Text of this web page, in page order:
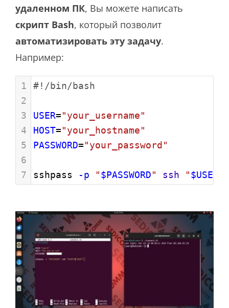
удаленном ПК, Вы можете написать
скрипт Bash, который позволит
автоматизировать эту задачу.
Например:
1
#!/bin/bash
2
3
USER="your_username"
4
HOST="your_hostname"
5
PASSWORD="your_password"
6
7
sshpass -p "$PASSWORD" ssh "$USER